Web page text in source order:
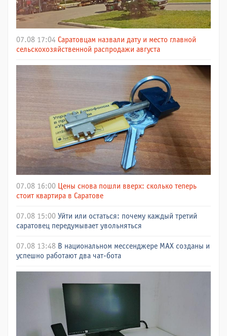
07.08 17:04 Саратовцам назвали дату и место главной
сельскохозяйственной распродажи августа
07.08 16:00 Цены снова пошли вверх: сколько теперь
стоит квартира в Саратове
07.08 15:00 Уйти или остаться: почему каждый третий
саратовец передумывает увольняться
07.08 13:48 В национальном мессенджере МАХ созданы и
успешно работают два чат-бота